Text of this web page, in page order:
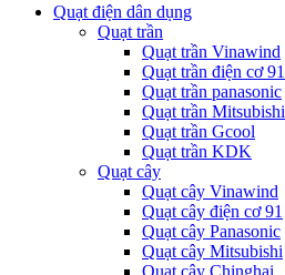
Quạt điện dân dụng
Quạt trần
Quạt trần Vinawind
Quạt trần điện cơ 91
Quạt trần panasonic
Quạt trần Mitsubishi
Quạt trần Gcool
Quạt trần KDK
Quạt cây
Quạt cây Vinawind
Quạt cây điện cơ 91
Quạt cây Panasonic
Quạt cây Mitsubishi
Quạt cây Chinghai